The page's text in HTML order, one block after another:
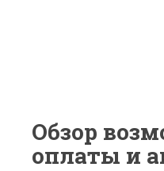
Обзор
оплаты и